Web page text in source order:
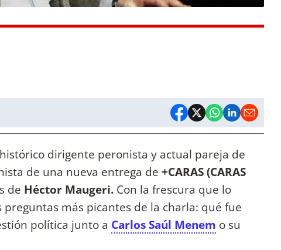
dirigente peronista y actual pareja de
de una nueva entrega de +CARAS (CARAS
de Héctor Maugeri. Con la frescura que lo
más picantes de la charla: qué fue
política junto a Carlos Saúl Menem o su